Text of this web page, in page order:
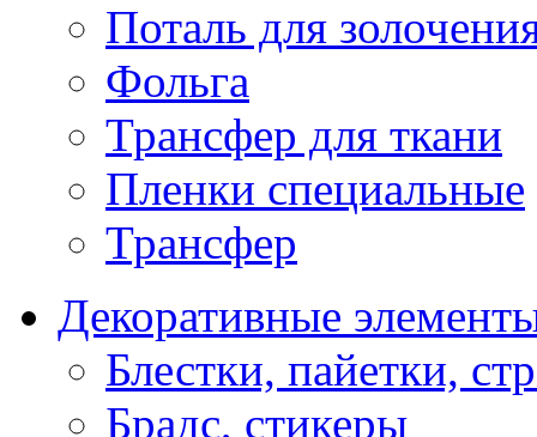
Поталь для
Фольга
Трансфер для ткани
Пленки специальные
Трансфер
Декоративные
Блестки, пайетки,
Брадс, стикеры